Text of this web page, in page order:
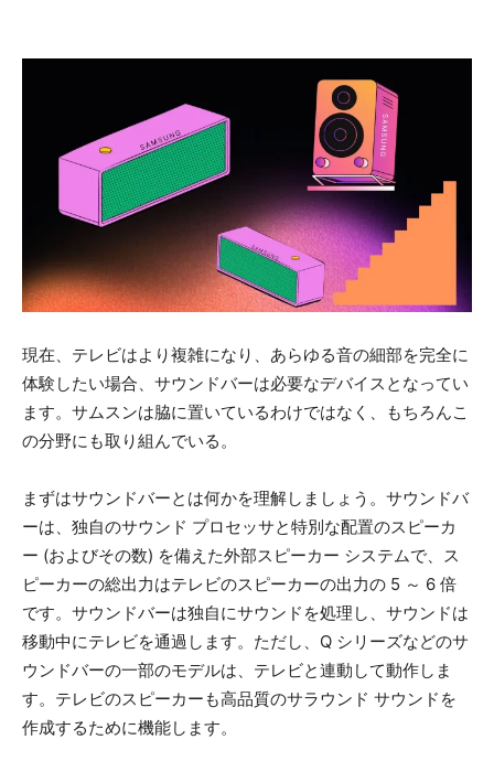
現在、テレビはより複雑になり、あらゆる音の細部を完全に
体験したい場合、サウンドバーは必要なデバイスとなってい
ます。サムスンは脇に置いているわけではなく、もちろんこ
の分野にも取り組んでいる。
まずはサウンドバーとは何かを理解しましょう。サウンドバ
ーは、独自のサウンド プロセッサと特別な配置のスピーカ
ー (およびその数) を備えた外部スピーカー システムで、ス
ピーカーの総出力はテレビのスピーカーの出力の 5 ～ 6 倍
です。サウンドバーは独自にサウンドを処理し、サウンドは
移動中にテレビを通過します。ただし、Q シリーズなどのサ
ウンドバーの一部のモデルは、テレビと連動して動作しま
す。テレビのスピーカーも高品質のサラウンド サウンドを
作成するために機能します。